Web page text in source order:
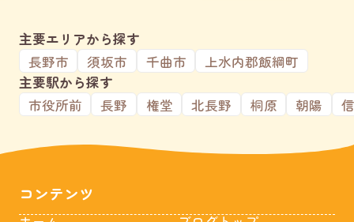
主要エリアから探す
長野市
須坂市 千曲市
上水内郡飯綱町
主要駅から探す
市役所前
長野 権堂 北長野 桐原 朝陽
コンテンツ